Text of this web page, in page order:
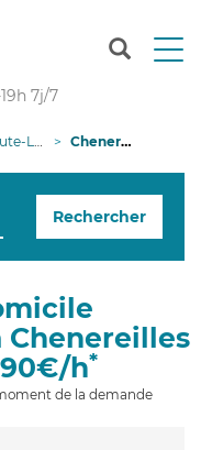
T
n
g
i
7j/7
Loire Chenereilles
Rechercher
Chenereilles
h*
de la demande